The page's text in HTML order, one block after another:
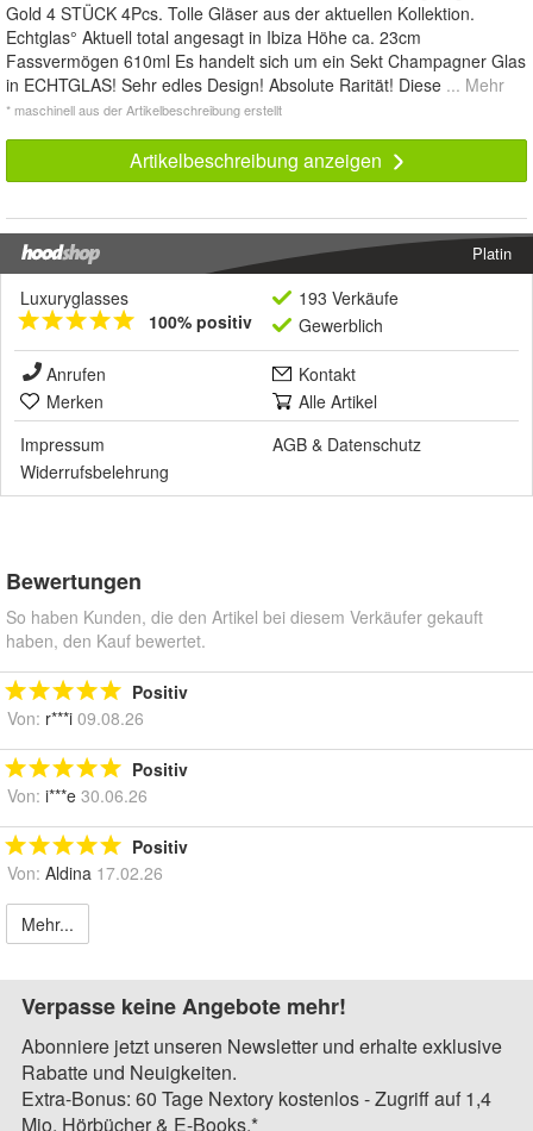
Gold 4 STÜCK 4Pcs. Tolle Gläser aus der aktuellen Kollektion.
Echtglas° Aktuell total angesagt in Ibiza Höhe ca. 23cm
Fassvermögen 610ml Es handelt sich um ein Sekt Champagner Glas
in ECHTGLAS! Sehr edles Design! Absolute Rarität! Diese ... Mehr
* maschinell aus der Artikelbeschreibung erstellt
Artikelbeschreibung anzeigen
Platin
Luxuryglasses
100% positiv
193 Verkäufe
Gewerblich
Anrufen
Kontakt
Merken
Alle Artikel
Impressum
AGB & Datenschutz
Widerrufsbelehrung
Bewertungen
So haben Kunden, die den Artikel bei diesem Verkäufer gekauft
haben, den Kauf bewertet.
Positiv
Von: r***i 09.08.26
Positiv
Von: i***e 30.06.26
Positiv
Von: Aldina 17.02.26
Mehr...
Verpasse keine Angebote mehr!
Abonniere jetzt unseren Newsletter und erhalte exklusive
Rabatte und Neuigkeiten.
Extra-Bonus: 60 Tage Nextory kostenlos - Zugriff auf 1,4
Mio. Hörbücher & E-Books.*